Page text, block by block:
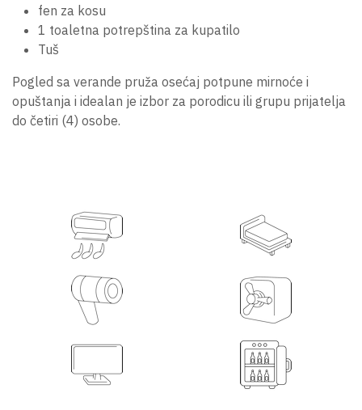
fen za kosu
1 toaletna potrepština za kupatilo
Tuš
Pogled sa verande pruža osećaj potpune mirnoće i
opuštanja i idealan je izbor za porodicu ili grupu prijatelja
do četiri (4) osobe.